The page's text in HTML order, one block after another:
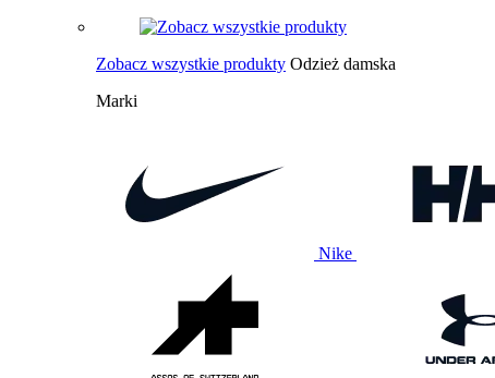
Zobacz wszystkie produkty Odzież damska
Marki
Nike